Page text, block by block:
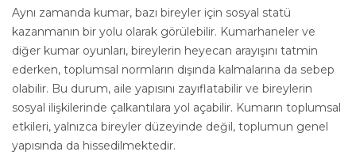
Aynı zamanda kumar, bazı bireyler için sosyal statü
kazanmanın bir yolu olarak görülebilir. Kumarhaneler ve
diğer kumar oyunları, bireylerin heyecan arayışını tatmin
ederken, toplumsal normların dışında kalmalarına da sebep
olabilir. Bu durum, aile yapısını zayıflatabilir ve bireylerin
sosyal ilişkilerinde çalkantılara yol açabilir. Kumarın toplumsal
etkileri, yalnızca bireyler düzeyinde değil, toplumun genel
yapısında da hissedilmektedir.